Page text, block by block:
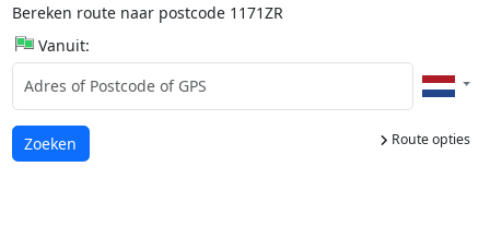
Bereken route naar postcode 1171ZR
Vanuit:
Route opties
Laden...
Zoeken